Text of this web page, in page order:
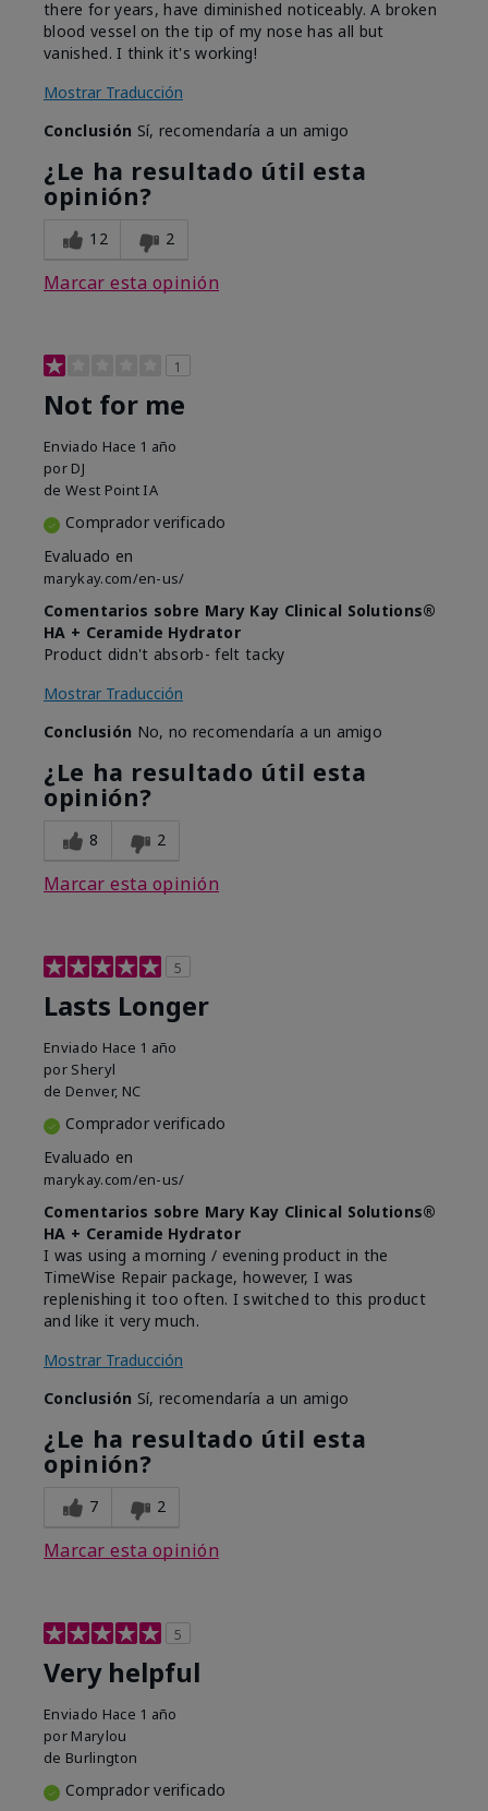
there for years, have diminished noticeably. A broken
blood vessel on the tip of my nose has all but
vanished. I think it's working!
Mostrar Traducción
Conclusión Sí, recomendaría a un amigo
¿Le ha resultado útil esta
opinión?
12 2
Marcar esta opinión
1
Not for me
Enviado Hace 1 año
por DJ
de West Point IA
Comprador verificado
Evaluado en
marykay.com/en-us/
Comentarios sobre Mary Kay Clinical Solutions®
HA + Ceramide Hydrator
Product didn't absorb- felt tacky
Mostrar Traducción
Conclusión No, no recomendaría a un amigo
¿Le ha resultado útil esta
opinión?
8 2
Marcar esta opinión
5
Lasts Longer
Enviado Hace 1 año
por Sheryl
de Denver, NC
Comprador verificado
Evaluado en
marykay.com/en-us/
Comentarios sobre Mary Kay Clinical Solutions®
HA + Ceramide Hydrator
I was using a morning / evening product in the
TimeWise Repair package, however, I was
replenishing it too often. I switched to this product
and like it very much.
Mostrar Traducción
Conclusión Sí, recomendaría a un amigo
¿Le ha resultado útil esta
opinión?
7 2
Marcar esta opinión
5
Very helpful
Enviado Hace 1 año
por Marylou
de Burlington
Comprador verificado